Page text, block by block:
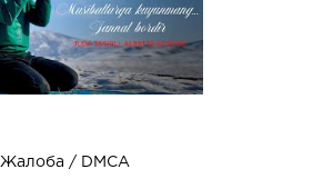
Жалоба / DMCA